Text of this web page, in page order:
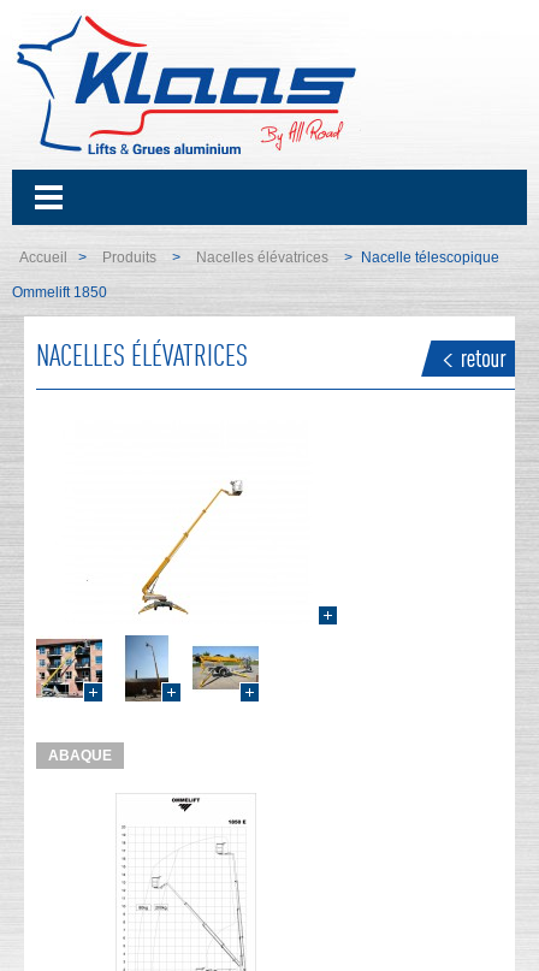
Accueil > Produits > Nacelles élévatrices > Nacelle télescopique
Ommelift 1850
NACELLES ÉLÉVATRICES
ABAQUE